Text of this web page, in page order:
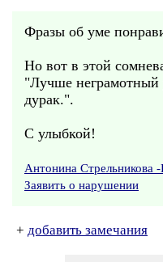
Фразы об уме
Но вот в этой
"Лучше
дурак.".
С улыбкой!
Антонина Стрельникова
Заявить о нарушении
+ добавить замечания